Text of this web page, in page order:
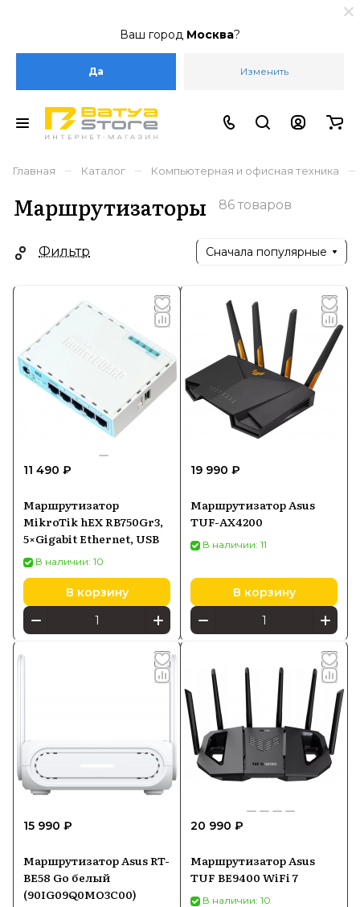
Ваш город Москва?
Да Изменить
Главная – Каталог – Компьютерная и офисная техника –
Маршрутизаторы 86 товаров
Фильтр Сначала популярные
11 490 ₽
Маршрутизатор
MikroTik hEX RB750Gr3,
5×Gigabit Ethernet, USB
В наличии: 10
В корзину
19 990 ₽
Маршрутизатор Asus
TUF-AX4200
В наличии: 11
В корзину
15 990 ₽
Маршрутизатор Asus RT-
BE58 Go белый
(90IG09Q0MO3C00)
20 990 ₽
Маршрутизатор Asus
TUF BE9400 WiFi 7
В наличии: 10